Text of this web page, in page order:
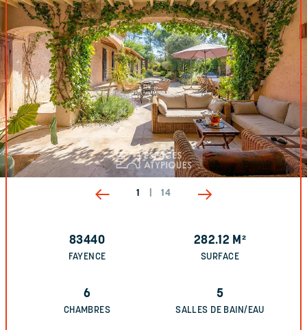
1 14
83440
FAYENCE
282.12 M²
SURFACE
6
CHAMBRES
5
SALLES DE BAIN/EAU